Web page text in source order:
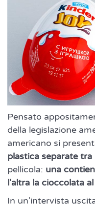
Pensato
della legislazione
americano si
plastica separate tra
pellicola: una
l'altra la cioccolata
In un'intervista